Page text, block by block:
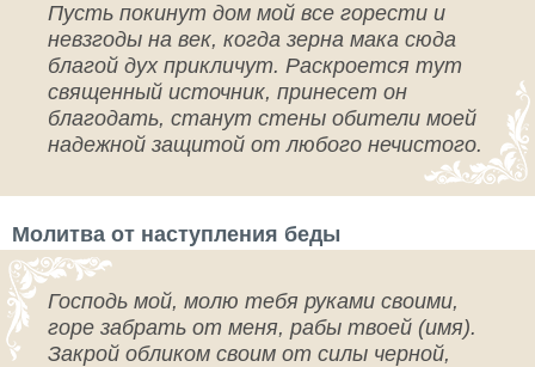
Пусть покинут дом мой все горести и
невзгоды на век, когда зерна мака сюда
благой дух прикличут. Раскроется тут
священный источник, принесет он
благодать, станут стены обители моей
надежной защитой от любого нечистого.
Молитва от наступления беды
Господь мой, молю тебя руками своими,
горе забрать от меня, рабы твоей (имя).
Закрой обликом своим от силы черной,